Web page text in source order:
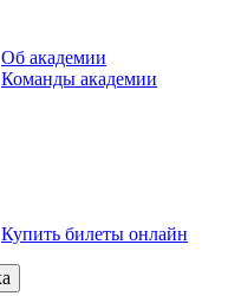
Об академии
Команды академии
Купить билеты онлайн